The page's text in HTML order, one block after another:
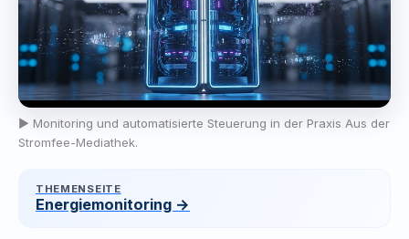
▶ Monitoring und automatisierte Steuerung in der Praxis Aus der
Stromfee-Mediathek.
THEMENSEITE
Energiemonitoring →